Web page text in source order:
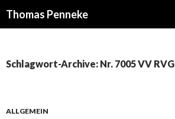
Thomas Penneke
Schlagwort-Archive: Nr. 7005 VV RVG
ALLGEMEIN